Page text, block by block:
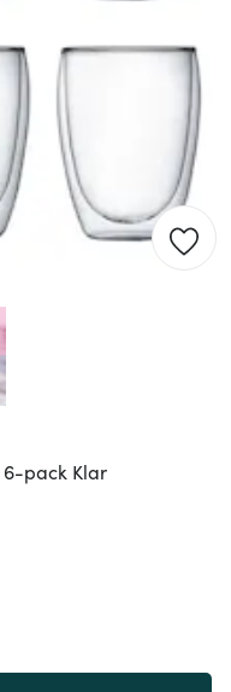
pack Klar